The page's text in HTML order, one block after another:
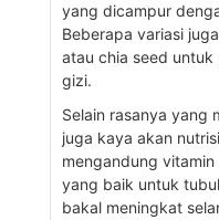
yang dicampur
Beberapa variasi
atau chia seed
gizi.
Selain rasanya yang
juga kaya akan
mengandung
yang baik untuk
bakal meningkat